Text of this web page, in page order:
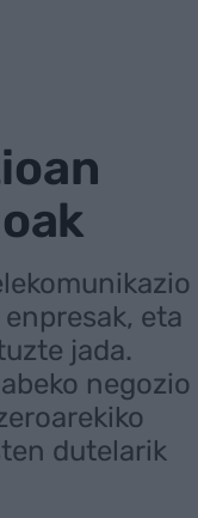
eta
jada.
negozio
dutelarik